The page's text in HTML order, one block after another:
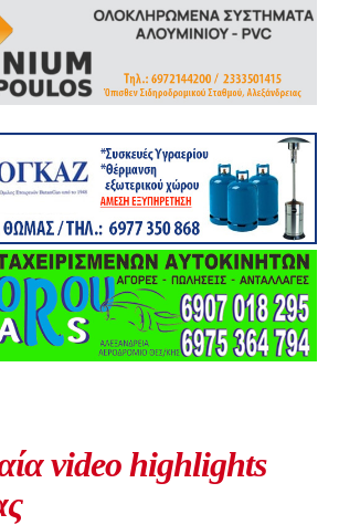
video highlights